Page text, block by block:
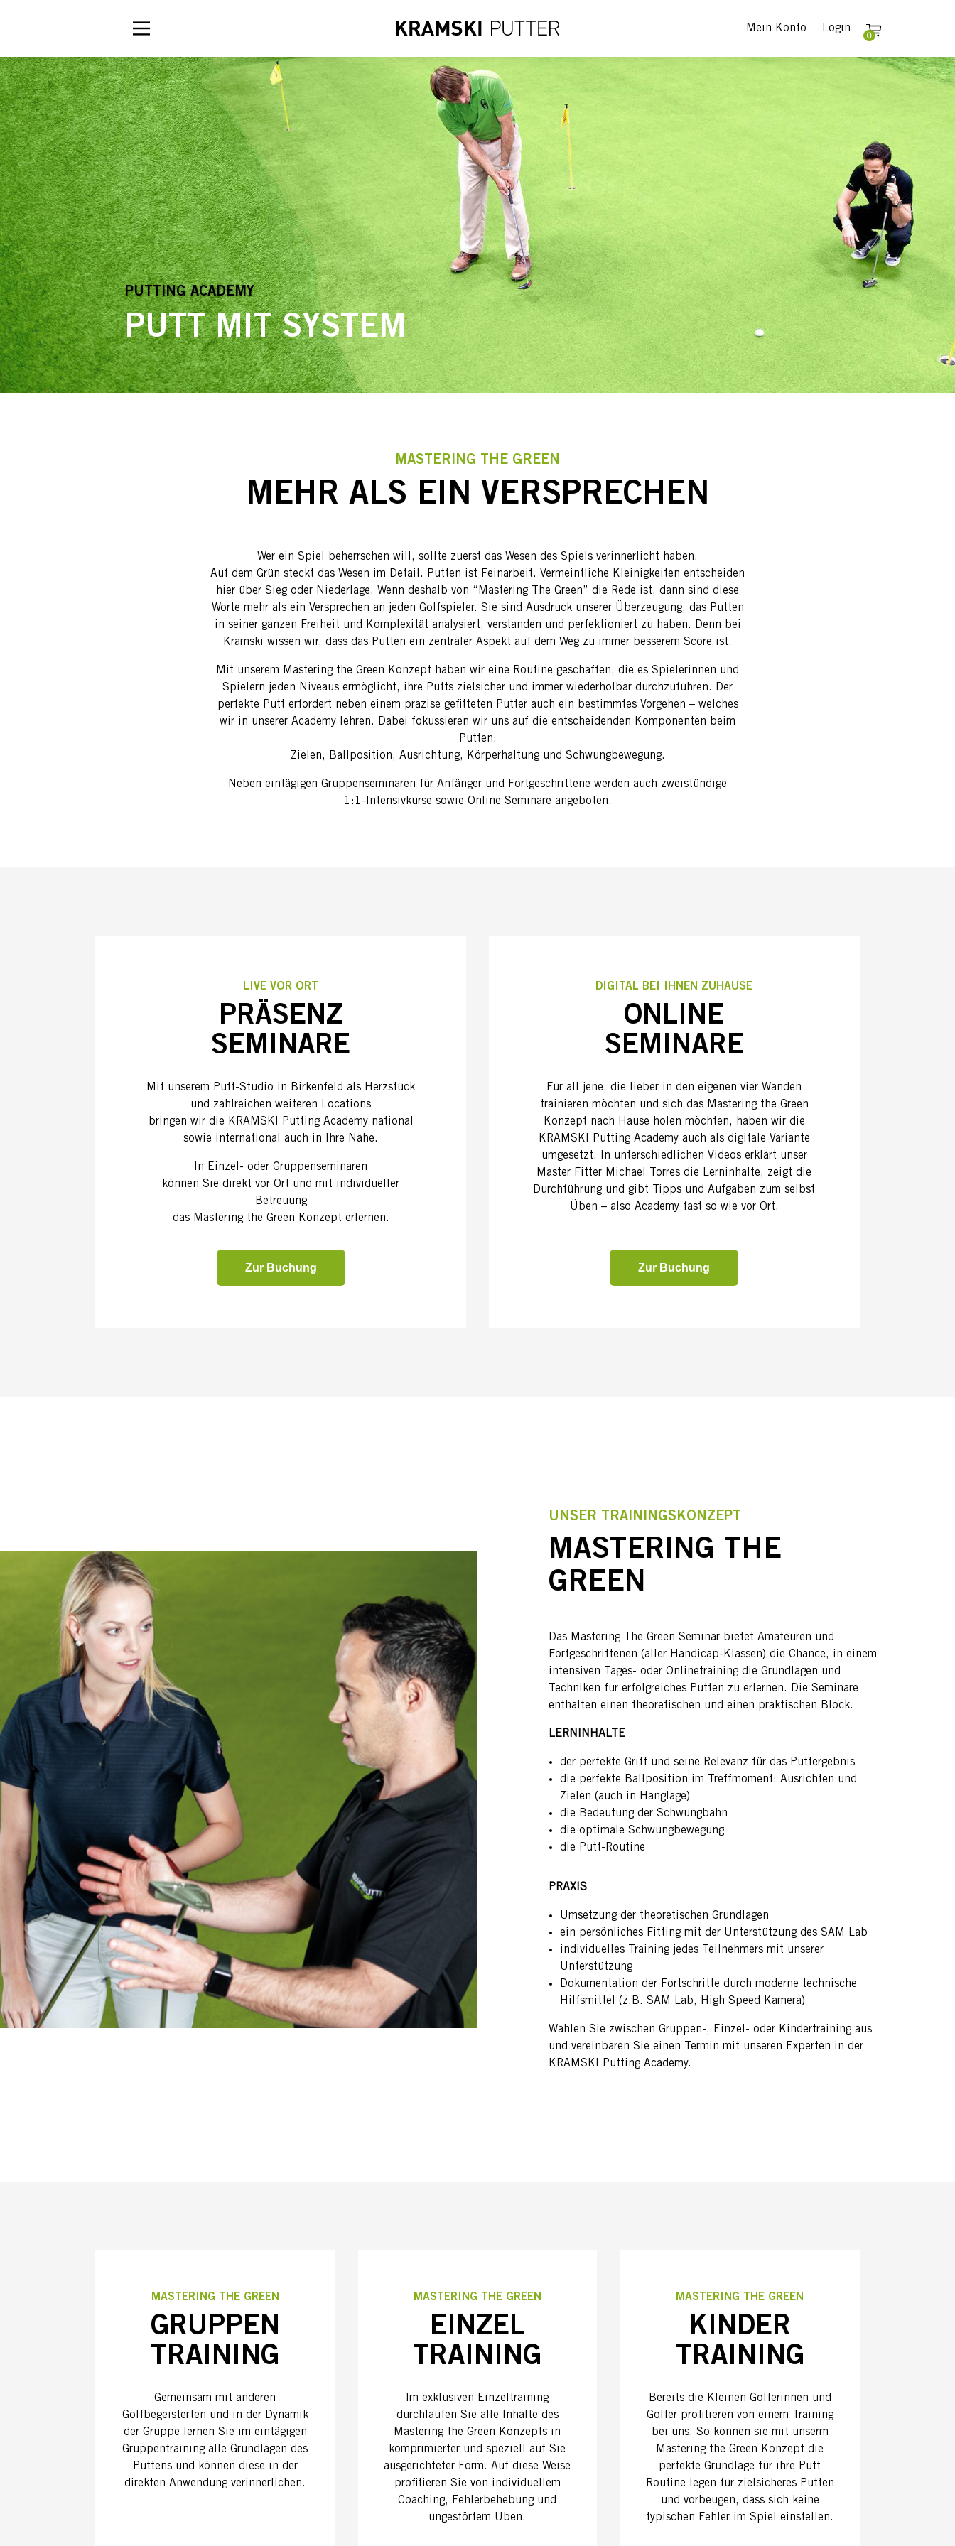
Mein Konto Login
0
PUTTING ACADEMY
PUTT MIT SYSTEM
MASTERING THE GREEN
MEHR ALS EIN VERSPRECHEN
Wer ein Spiel beherrschen will, sollte zuerst das Wesen des Spiels verinnerlicht haben.
Auf dem Grün steckt das Wesen im Detail. Putten ist Feinarbeit. Vermeintliche Kleinigkeiten entscheiden
hier über Sieg oder Niederlage. Wenn deshalb von “Mastering The Green” die Rede ist, dann sind diese
Worte mehr als ein Versprechen an jeden Golfspieler. Sie sind Ausdruck unserer Überzeugung, das Putten
in seiner ganzen Freiheit und Komplexität analysiert, verstanden und perfektioniert zu haben. Denn bei
Kramski wissen wir, dass das Putten ein zentraler Aspekt auf dem Weg zu immer besserem Score ist.
Mit unserem Mastering the Green Konzept haben wir eine Routine geschaffen, die es Spielerinnen und
Spielern jeden Niveaus ermöglicht, ihre Putts zielsicher und immer wiederholbar durchzuführen. Der
perfekte Putt erfordert neben einem präzise gefitteten Putter auch ein bestimmtes Vorgehen – welches
wir in unserer Academy lehren. Dabei fokussieren wir uns auf die entscheidenden Komponenten beim
Putten:
Zielen, Ballposition, Ausrichtung, Körperhaltung und Schwungbewegung.
Neben eintägigen Gruppenseminaren für Anfänger und Fortgeschrittene werden auch zweistündige
1:1-Intensivkurse sowie Online Seminare angeboten.
LIVE VOR ORT
PRÄSENZ
SEMINARE
Mit unserem Putt-Studio in Birkenfeld als Herzstück
und zahlreichen weiteren Locations
bringen wir die KRAMSKI Putting Academy national
sowie international auch in Ihre Nähe.
In Einzel- oder Gruppenseminaren
können Sie direkt vor Ort und mit individueller
Betreuung
das Mastering the Green Konzept erlernen.
Zur Buchung
DIGITAL BEI IHNEN ZUHAUSE
ONLINE
SEMINARE
Für all jene, die lieber in den eigenen vier Wänden
trainieren möchten und sich das Mastering the Green
Konzept nach Hause holen möchten, haben wir die
KRAMSKI Putting Academy auch als digitale Variante
umgesetzt. In unterschiedlichen Videos erklärt unser
Master Fitter Michael Torres die Lerninhalte, zeigt die
Durchführung und gibt Tipps und Aufgaben zum selbst
Üben – also Academy fast so wie vor Ort.
Zur Buchung
UNSER TRAININGSKONZEPT
MASTERING THE
GREEN
Das Mastering The Green Seminar bietet Amateuren und
Fortgeschrittenen (aller Handicap-Klassen) die Chance, in einem
intensiven Tages- oder Onlinetraining die Grundlagen und
Techniken für erfolgreiches Putten zu erlernen. Die Seminare
enthalten einen theoretischen und einen praktischen Block.
LERNINHALTE
der perfekte Griff und seine Relevanz für das Puttergebnis
die perfekte Ballposition im Treffmoment: Ausrichten und
Zielen (auch in Hanglage)
die Bedeutung der Schwungbahn
die optimale Schwungbewegung
die Putt-Routine
PRAXIS
Umsetzung der theoretischen Grundlagen
ein persönliches Fitting mit der Unterstützung des SAM Lab
individuelles Training jedes Teilnehmers mit unserer
Unterstützung
Dokumentation der Fortschritte durch moderne technische
Hilfsmittel (z.B. SAM Lab, High Speed Kamera)
Wählen Sie zwischen Gruppen-, Einzel- oder Kindertraining aus
und vereinbaren Sie einen Termin mit unseren Experten in der
KRAMSKI Putting Academy.
MASTERING THE GREEN
GRUPPEN
TRAINING
Gemeinsam mit anderen
Golfbegeisterten und in der Dynamik
der Gruppe lernen Sie im eintägigen
Gruppentraining alle Grundlagen des
Puttens und können diese in der
direkten Anwendung verinnerlichen.
MASTERING THE GREEN
EINZEL
TRAINING
Im exklusiven Einzeltraining
durchlaufen Sie alle Inhalte des
Mastering the Green Konzepts in
komprimierter und speziell auf Sie
ausgerichteter Form. Auf diese Weise
profitieren Sie von individuellem
Coaching, Fehlerbehebung und
ungestörtem Üben.
MASTERING THE GREEN
KINDER
TRAINING
Bereits die Kleinen Golferinnen und
Golfer profitieren von einem Training
bei uns. So können sie mit unserm
Mastering the Green Konzept die
perfekte Grundlage für ihre Putt
Routine legen für zielsicheres Putten
und vorbeugen, dass sich keine
typischen Fehler im Spiel einstellen.